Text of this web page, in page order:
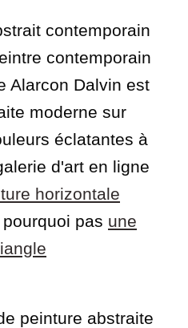
contemporain
contemporain
Alarcon Dalvin est
moderne sur
éclatantes à
d'art en ligne
horizontale
pourquoi pas une
peinture abstraite